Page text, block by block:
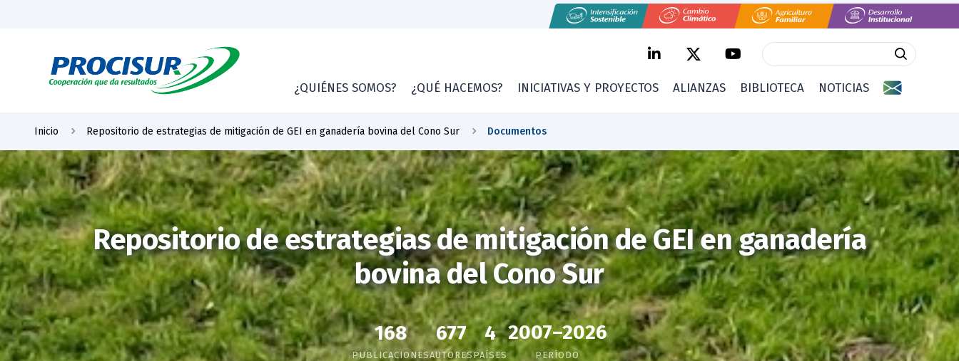
¿QUIÉNES SOMOS? ¿QUÉ HACEMOS? INICIATIVAS Y PROYECTOS ALIANZAS BIBLIOTECA NOTICIAS
Inicio Repositorio de estrategias de mitigación de GEI en ganadería bovina del Cono Sur Documentos
Repositorio de estrategias de mitigación de GEI en ganadería
bovina del Cono Sur
168
PUBLICACIONES
677
AUTORES
4
PAÍSES
2007–2026
PERÍODO